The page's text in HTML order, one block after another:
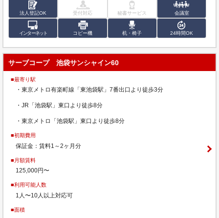
法人登記OK 受付対応 秘書サービス 会議室
インターネット コピー機 机・椅子 24時間OK
サーブコープ 池袋サンシャイン60
■最寄り駅
・東京メトロ有楽町線「東池袋駅」7番出口より徒歩3分
・JR「池袋駅」東口より徒歩8分
・東京メトロ「池袋駅」東口より徒歩8分
■初期費用
保証金：賃料1～2ヶ月分
■月額賃料
125,000円〜
■利用可能人数
1人〜10人以上対応可
■面積